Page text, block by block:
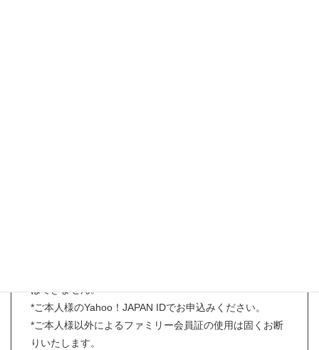
はできません。
*ご本人様のYahoo！JAPAN IDでお申込みください。
*ご本人様以外によるファミリー会員証の使用は固くお断
りいたします。